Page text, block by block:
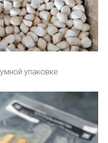
упаковке